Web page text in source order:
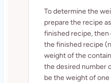
To determine the
prepare the recipe
finished recipe,
the finished recipe
weight of the
the desired number
be the weight of one